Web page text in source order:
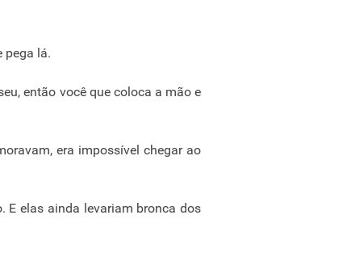
pega lá.
então você que coloca a mão e
era impossível chegar ao
E elas ainda levariam bronca dos